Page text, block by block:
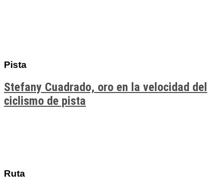
Pista
Stefany Cuadrado, oro en la velocidad del
ciclismo de pista
Ruta